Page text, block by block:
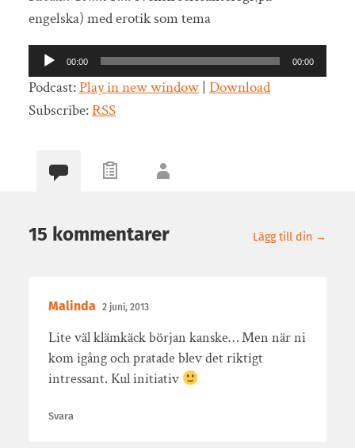
engelska) med erotik som tema
Ljudspelare
00:00 00:00
Podcast:Play in new window|Download
Subscribe:RSS
15 kommentarer Lägg till din →
Malinda 2 juni, 2013
Lite väl klämkäck början kanske… Men när ni
kom igång och pratade blev det riktigt
intressant. Kul initiativ
Svara